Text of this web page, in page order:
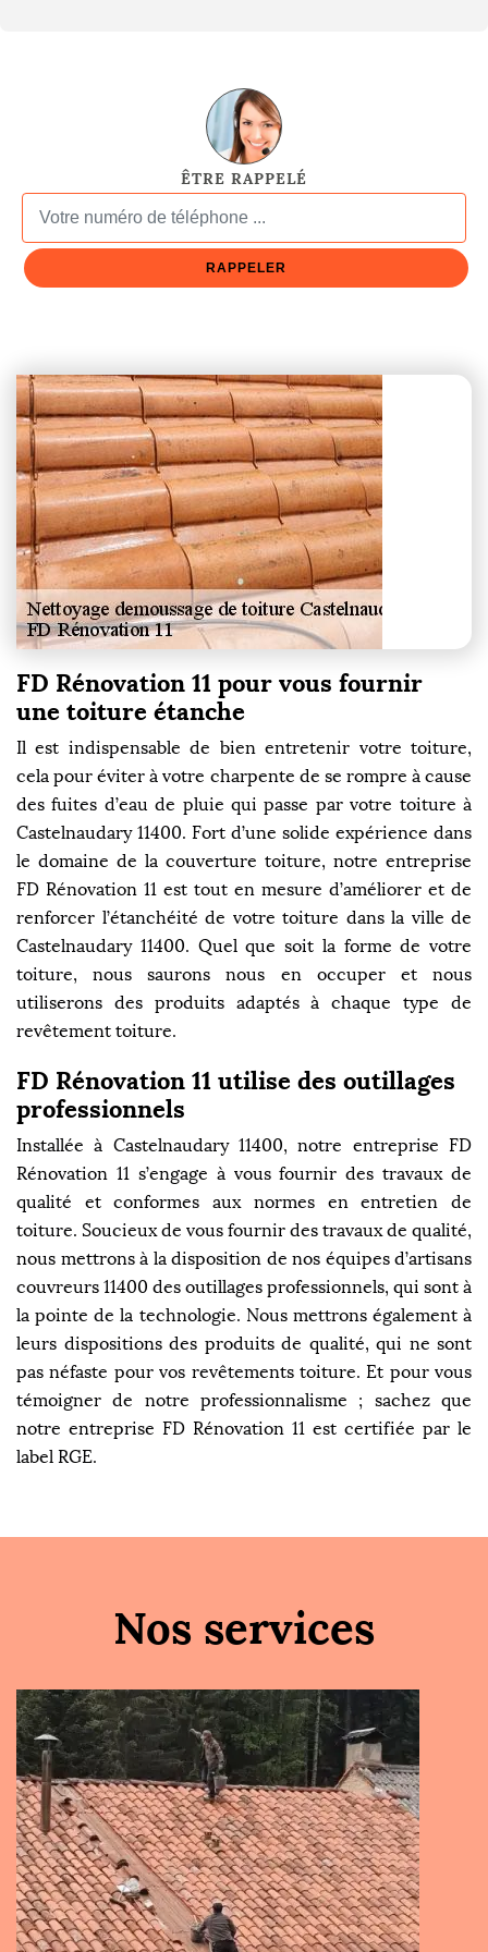
ÊTRE RAPPELÉ
FD Rénovation 11 pour vous fournir
une toiture étanche
Il est indispensable de bien entretenir votre toiture,
cela pour éviter à votre charpente de se rompre à cause
des fuites d’eau de pluie qui passe par votre toiture à
Castelnaudary 11400. Fort d’une solide expérience dans
le domaine de la couverture toiture, notre entreprise
FD Rénovation 11 est tout en mesure d’améliorer et de
renforcer l’étanchéité de votre toiture dans la ville de
Castelnaudary 11400. Quel que soit la forme de votre
toiture, nous saurons nous en occuper et nous
utiliserons des produits adaptés à chaque type de
revêtement toiture.
FD Rénovation 11 utilise des outillages
professionnels
Installée à Castelnaudary 11400, notre entreprise FD
Rénovation 11 s’engage à vous fournir des travaux de
qualité et conformes aux normes en entretien de
toiture. Soucieux de vous fournir des travaux de qualité,
nous mettrons à la disposition de nos équipes d’artisans
couvreurs 11400 des outillages professionnels, qui sont à
la pointe de la technologie. Nous mettrons également à
leurs dispositions des produits de qualité, qui ne sont
pas néfaste pour vos revêtements toiture. Et pour vous
témoigner de notre professionnalisme ; sachez que
notre entreprise FD Rénovation 11 est certifiée par le
label RGE.
Nos services